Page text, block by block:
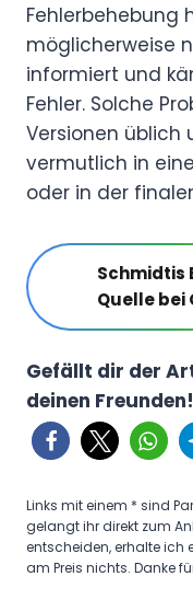
Fehlerbehebung
möglicherweise
informiert und
Fehler. Solche
Versionen üblich
vermutlich in
oder in der
Schmidtis
Quelle bei
Gefällt dir der
deinen Freunden!
Links mit einem * sind
gelangt ihr direkt zum
entscheiden, erhalte ich
am Preis nichts. Danke